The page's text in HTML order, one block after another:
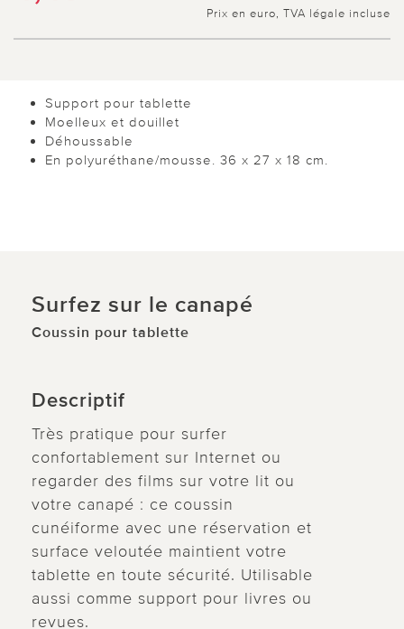
Prix en euro, TVA légale incluse
Support pour tablette
Moelleux et douillet
Déhoussable
En polyuréthane/mousse. 36 x 27 x 18 cm.
Surfez sur le canapé
Coussin pour tablette
Descriptif
Très pratique pour surfer
confortablement sur Internet ou
regarder des films sur votre lit ou
votre canapé : ce coussin
cunéiforme avec une réservation et
surface veloutée maintient votre
tablette en toute sécurité. Utilisable
aussi comme support pour livres ou
revues.